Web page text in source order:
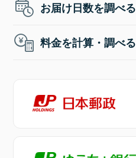
お届け日数を調べる
料金を計算・調べる